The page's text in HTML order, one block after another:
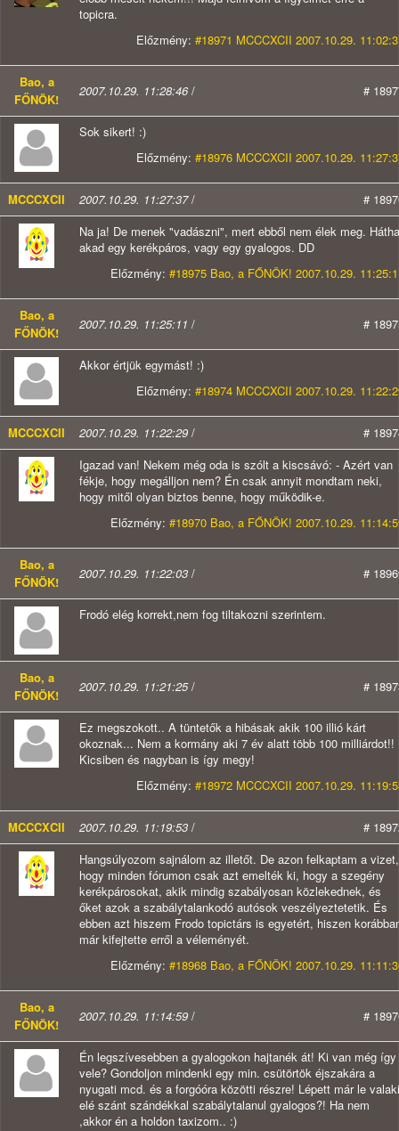
topicra.
Előzmény: #18971 MCCCXCII 2007.10.29.
Bao, a
FŐNÖK!
2007.10.29. 11:28:46/ #
Sok sikert! :)
Előzmény: #18976 MCCCXCII 2007.10.29.
MCCCXCII 2007.10.29. 11:27:37/
#
Na ja! De menek "vadászni", mert ebből nem élek meg. Hátha
akad egy kerékpáros, vagy egy gyalogos. DD
Előzmény: #18975 Bao, a FŐNÖK! 2007.10.29.
Bao, a
FŐNÖK!
2007.10.29. 11:25:11 / #
Akkor értjük egymást! :)
Előzmény: #18974 MCCCXCII 2007.10.29.
MCCCXCII 2007.10.29. 11:22:29 /
#
Igazad van! Nekem még oda is szólt a kiscsávó: - Azért van
fékje, hogy megálljon nem? Én csak annyit mondtam neki,
hogy mitől olyan biztos benne, hogy működik-e.
Előzmény: #18970 Bao, a FŐNÖK! 2007.10.29.
Bao, a
FŐNÖK!
2007.10.29. 11:22:03 / #
Frodó elég korrekt,nem fog tiltakozni szerintem.
Bao, a
FŐNÖK!
2007.10.29. 11:21:25/ #
Ez megszokott.. A tüntetők a hibásak akik 100 illió kárt
okoznak... Nem a kormány aki 7 év alatt több 100 milliárdot!!
Kicsiben és nagyban is így megy!
Előzmény: #18972 MCCCXCII 2007.10.29.
MCCCXCII 2007.10.29. 11:19:53 /
#
Hangsúlyozom sajnálom az illetőt. De azon felkaptam a vizet,
hogy minden fórumon csak azt emelték ki, hogy a szegény
kerékpárosokat, akik mindig szabályosan közlekednek, és
őket azok a szabálytalankodó autósok veszélyeztetetik. És
ebben azt hiszem Frodo topictárs is egyetért, hiszen
már kifejtette erről a véleményét.
Előzmény: #18968 Bao, a FŐNÖK! 2007.10.29.
Bao, a
FŐNÖK!
2007.10.29. 11:14:59 / #
Én legszívesebben a gyalogokon hajtanék át! Ki van még így
vele? Gondoljon mindenki egy min. csütörtök éjszakára a
nyugati mcd. és a forgóóra közötti részre! Lépett már le valaki
elé szánt szándékkal szabálytalanul gyalogos?! Ha nem
,akkor én a holdon taxizom.. :)